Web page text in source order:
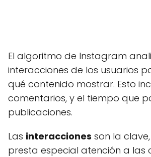
El algoritmo de Instagram
interacciones de los usuarios
qué contenido mostrar. Esto
comentarios, y el tiempo que
publicaciones.
Las interacciones son la
presta especial atención a las